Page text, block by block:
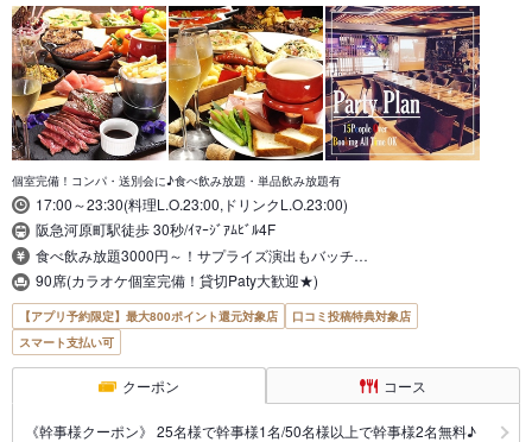
個室完備！コンパ・送別会に♪食べ飲み放題・単品飲み放題有
17:00～23:30(料理L.O.23:00,ドリンクL.O.23:00)
阪急河原町駅徒歩 30秒/ｲﾏｰｼﾞｱﾑﾋﾞﾙ4F
食べ飲み放題3000円～！サプライズ演出もバッチ…
90席(カラオケ個室完備！貸切Paty大歓迎★)
【アプリ予約限定】最大800ポイント還元対象店
口コミ投稿特典対象店
スマート支払い可
クーポン コース
《幹事様クーポン》 25名様で幹事様1名/50名様以上で幹事様2名無料♪